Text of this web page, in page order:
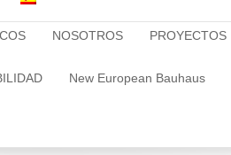
NOSOTROS PROYECTOS
New European Bauhaus